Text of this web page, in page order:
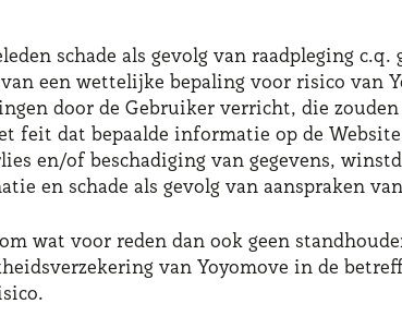
schade als gevolg van raadpleging
een wettelijke bepaling voor risico van
door de Gebruiker verricht, die
feit dat bepaalde informatie op de
en/of beschadiging van gegevens,
en schade als gevolg van aanspraken
wat voor reden dan ook geen
van Yoyomove in de